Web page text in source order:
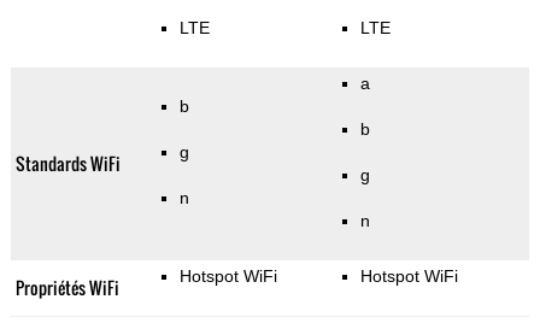
LTE LTE
Standards WiFi
b
g
n
a
b
g
n
Propriétés WiFi Hotspot WiFi Hotspot WiFi